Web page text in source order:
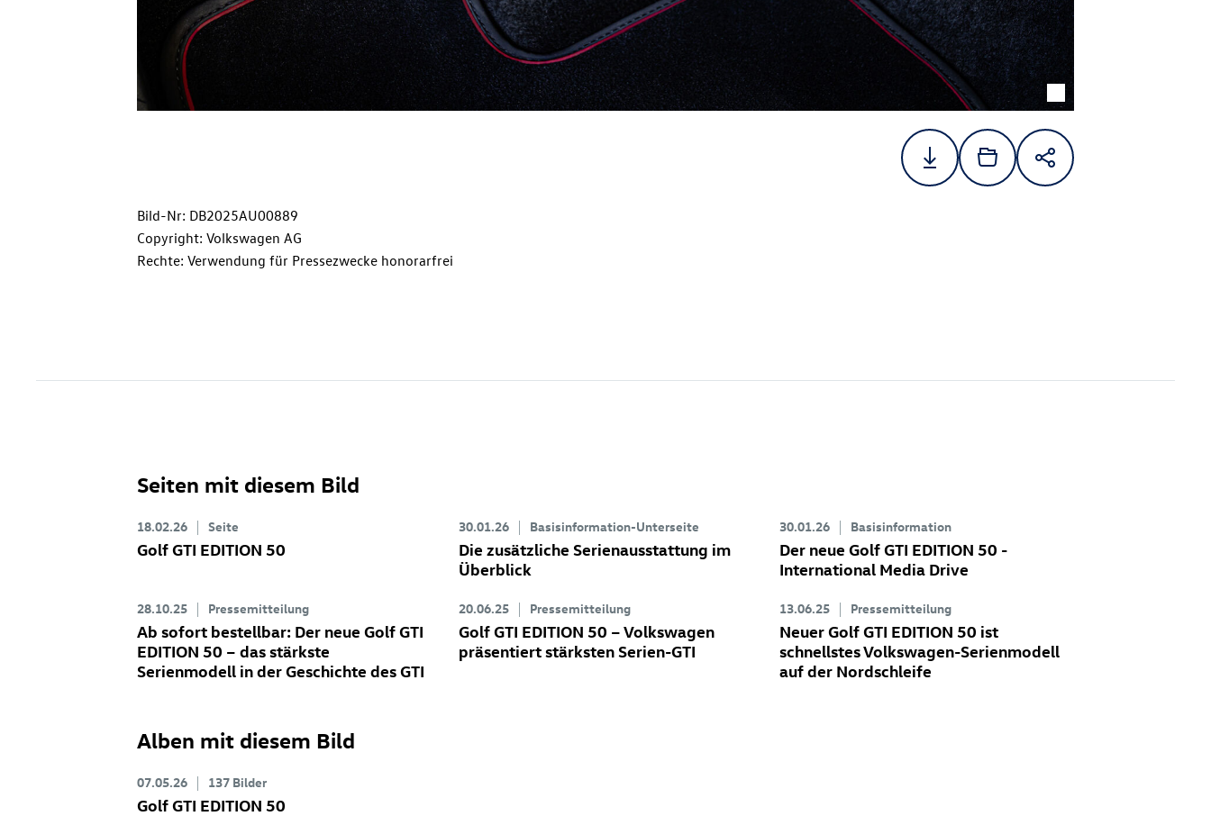
Bild-Nr: DB2025AU00889
Copyright: Volkswagen AG
Rechte: Verwendung für Pressezwecke honorarfrei
Seiten mit diesem Bild
18.02.26 Seite
Golf GTI EDITION 50
30.01.26 Basisinformation-Unterseite
Die zusätzliche Serienausstattung im
Überblick
30.01.26 Basisinformation
Der neueGolf GTI EDITION 50 -
International Media Drive
28.10.25 Pressemitteilung
Ab sofort bestellbar: Der neue Golf GTI
EDITION 50 – das stärkste
Serienmodell in der Geschichte des GTI
20.06.25 Pressemitteilung
Golf GTI EDITION 50 – Volkswagen
präsentiert stärksten Serien-GTI
13.06.25 Pressemitteilung
NeuerGolf GTI EDITION 50 ist
schnellstes Volkswagen-Serienmodell
auf der Nordschleife
Alben mit diesem Bild
07.05.26 137 Bilder
Golf GTI EDITION 50